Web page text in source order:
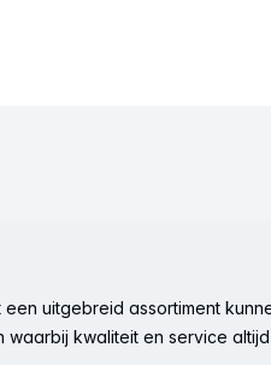
uitgebreid assortiment
kwaliteit en service